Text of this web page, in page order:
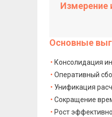
Измерение
Основные
Консолидация
Оперативный
Унификация
Сокращение
Рост